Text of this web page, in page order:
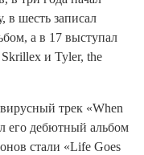
в шесть записал
а в 17 выступал
и Tyler, the
трек «When
его дебютный альбом
стали «Life Goes